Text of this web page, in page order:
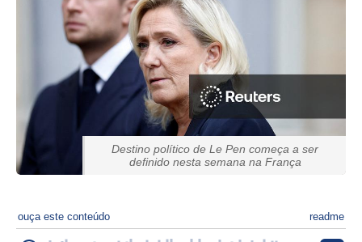
Destino político de Le Pen começa a ser
definido nesta semana na França
ouça este conteúdo readme